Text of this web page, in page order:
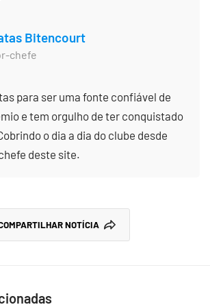
Bitencourt
chefe
para ser uma fonte confiável de
e tem orgulho de ter conquistado
o dia a dia do clube desde
deste site.
NOTÍCIA